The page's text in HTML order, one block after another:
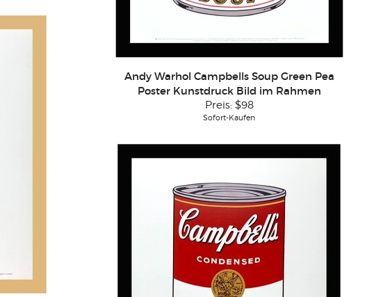
Andy Warhol Campbells Soup Green Pea
Poster Kunstdruck Bild im Rahmen
Preis: $98
Sofort-Kaufen